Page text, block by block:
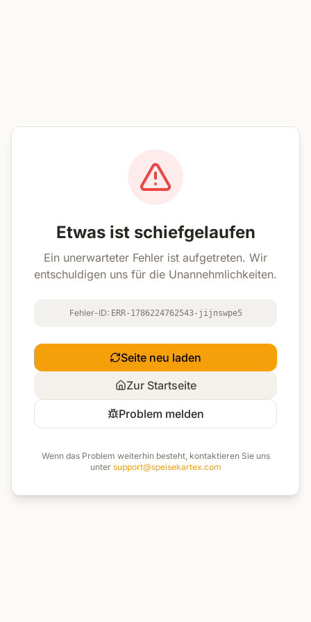
Etwas ist schiefgelaufen
Ein unerwarteter Fehler ist aufgetreten. Wir
entschuldigen uns für die Unannehmlichkeiten.
Fehler-ID: ERR-1786224762543-jijnswpe5
Seite neu laden
Zur Startseite
Problem melden
Wenn das Problem weiterhin besteht, kontaktieren Sie uns
unter support@speisekartex.com